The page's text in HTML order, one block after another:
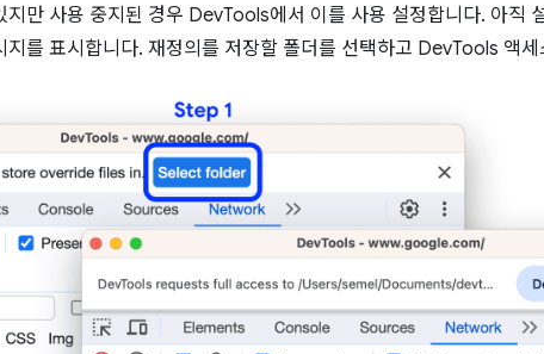
지만 사용 중지된 경우 DevTools에서 이를 사용 설정합니다. 아직
지를 표시합니다. 재정의를 저장할 폴더를 선택하고 DevTools 액